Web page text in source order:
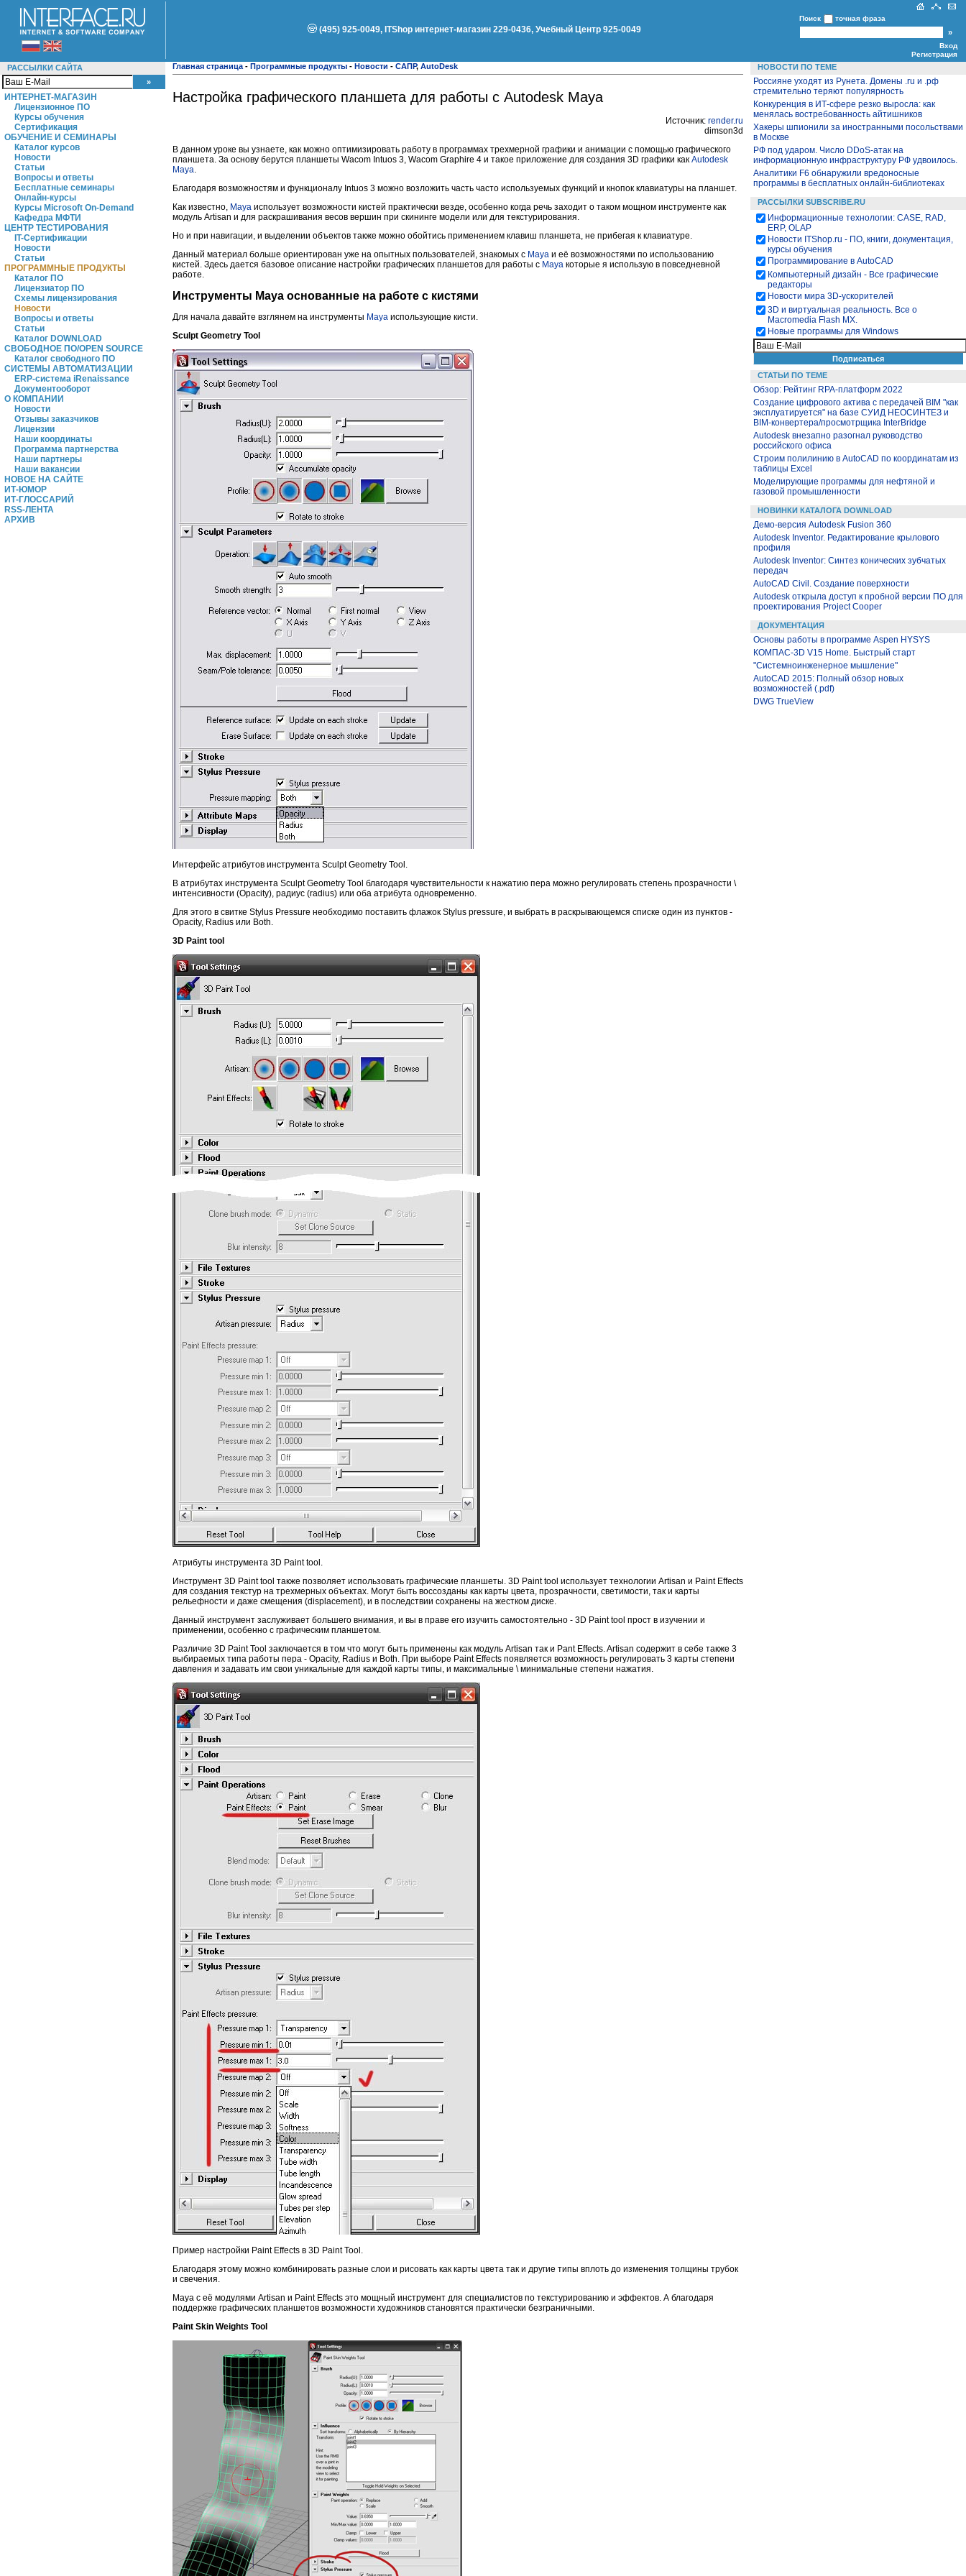
(495) 925-0049, ITShop интернет-магазин 229-0436, Учебный Центр 925-0049
Поиск точная фраза
Вход
Регистрация
РАССЫЛКИ САЙТА
ИНТЕРНЕТ-МАГАЗИН
Лицензионное ПО
Курсы обучения
Сертификация
ОБУЧЕНИЕ И СЕМИНАРЫ
Каталог курсов
Новости
Статьи
Вопросы и ответы
Бесплатные семинары
Онлайн-курсы
Курсы Microsoft On-Demand
Кафедра МФТИ
ЦЕНТР ТЕСТИРОВАНИЯ
IT-Сертификации
Новости
Статьи
ПРОГРАММНЫЕ ПРОДУКТЫ
Каталог ПО
Лицензиатор ПО
Схемы лицензирования
Новости
Вопросы и ответы
Статьи
Каталог DOWNLOAD
СВОБОДНОЕ ПО/OPEN SOURCE
Каталог свободного ПО
СИСТЕМЫ АВТОМАТИЗАЦИИ
ERP-система iRenaissance
Документооборот
О КОМПАНИИ
Новости
Отзывы заказчиков
Лицензии
Наши координаты
Программа партнерства
Наши партнеры
Наши вакансии
НОВОЕ НА САЙТЕ
ИТ-ЮМОР
ИТ-ГЛОССАРИЙ
RSS-ЛЕНТА
АРХИВ
Главная страница - Программные продукты - Новости - САПР, AutoDesk
Настройка графического планшета для работы с Autodesk Maya
Источник: render.ru
dimson3d
В данном уроке вы узнаете, как можно оптимизировать работу в программах трехмерной графики и анимации с помощью графического
планшета. За основу берутся планшеты Wacom Intuos 3, Wacom Graphire 4 и такое приложение для создания 3D графики как Autodesk
Maya
Благодаря возможностям и функционалу Intuos 3 можно возложить часть часто используемых функций и кнопок клавиатуры на планшет.
Как известно, Maya использует возможности кистей практически везде, особенно когда речь заходит о таком мощном инструменте как
модуль Artisan и для раскрашивания весов вершин при скининге модели или для текстурирования.
Но и при навигации, и выделении объектов также можно обойтись применением клавиш планшета, не прибегая к клавиатуре.
Данный материал больше ориентирован уже на опытных пользователей, знакомых с Maya и её возможностями по использованию
кистей. Здесь дается базовое описание настройки графических планшетов для работы с Maya которые я использую в повседневной
работе.
Инструменты Maya основанные на работе с кистями
Для начала давайте взглянем на инструменты Maya использующие кисти.
Sculpt Geometry Tool
Интерфейс атрибутов инструмента Sculpt Geometry Tool.
В атрибутах инструмента Sculpt Geometry Tool благодаря чувствительности к нажатию пера можно регулировать степень прозрачности \
интенсивности (Opacity), радиус (radius) или оба атрибута одновременно.
Для этого в свитке Stylus Pressure необходимо поставить флажок Stylus pressure, и выбрать в раскрывающемся списке один из пунктов -
Opacity, Radius или Both.
3D Paint tool
Атрибуты инструмента 3D Paint tool.
Инструмент 3D Paint tool также позволяет использовать графические планшеты. 3D Paint tool использует технологии Artisan и Paint Effects
для создания текстур на трехмерных объектах. Могут быть воссозданы как карты цвета, прозрачности, светимости, так и карты
рельефности и даже смещения (displacement), и в последствии сохранены на жестком диске.
Данный инструмент заслуживает большего внимания, и вы в праве его изучить самостоятельно - 3D Paint tool прост в изучении и
применении, особенно с графическим планшетом.
Различие 3D Paint Tool заключается в том что могут быть применены как модуль Artisan так и Pant Effects. Artisan содержит в себе также 3
выбираемых типа работы пера - Opacity, Radius и Both. При выборе Paint Effects появляется возможность регулировать 3 карты степени
давления и задавать им свои уникальные для каждой карты типы, и максимальные \ минимальные степени нажатия.
Пример настройки Paint Effects в 3D Paint Tool.
Благодаря этому можно комбинировать разные слои и рисовать как карты цвета так и другие типы вплоть до изменения толщины трубок
и свечения.
Maya с её модулями Artisan и Paint Effects это мощный инструмент для специалистов по текстурированию и эффектов. А благодаря
поддержке графических планшетов возможности художников становятся практически безграничными.
Paint Skin Weights Tool
НОВОСТИ ПО ТЕМЕ
Россияне уходят из Рунета. Домены .ru и .рф
стремительно теряют популярность
Конкуренция в ИТ-сфере резко выросла: как
менялась востребованность айтишников
Хакеры шпионили за иностранными посольствами
в Москве
РФ под ударом. Число DDoS-атак на
информационную инфраструктуру РФ удвоилось.
Аналитики F6 обнаружили вредоносные
программы в бесплатных онлайн-библиотеках
РАССЫЛКИ SUBSCRIBE.RU
Информационные технологии: CASE, RAD,
ERP, OLAP
Новости ITShop.ru - ПО, книги, документация,
курсы обучения
Программирование в AutoCAD
Компьютерный дизайн - Все графические
редакторы
Новости мира 3D-ускорителей
3D и виртуальная реальность. Все о
Macromedia Flash MX.
Новые программы для Windows
СТАТЬИ ПО ТЕМЕ
Обзор: Рейтинг RPA-платформ 2022
Создание цифрового актива с передачей BIM "как
эксплуатируется" на базе СУИД НЕОСИНТЕЗ и
BIM-конвертера/просмотрщика InterBridge
Autodesk внезапно разогнал руководство
российского офиса
Строим полилинию в AutoCAD по координатам из
таблицы Excel
Моделирующие программы для нефтяной и
газовой промышленности
НОВИНКИ КАТАЛОГА DOWNLOAD
Демо-версия Autodesk Fusion 360
Autodesk Inventor. Редактирование крылового
профиля
Autodesk Inventor: Синтез конических зубчатых
передач
AutoCAD Civil. Создание поверхности
Autodesk открыла доступ к пробной версии ПО для
проектирования Project Cooper
ДОКУМЕНТАЦИЯ
Основы работы в программе Aspen HYSYS
КОМПАС-3D V15 Home. Быстрый старт
"Системноинженерное мышление"
AutoCAD 2015: Полный обзор новых
возможностей (.pdf)
DWG TrueView